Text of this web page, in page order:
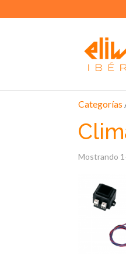
Categorías
Mostrando